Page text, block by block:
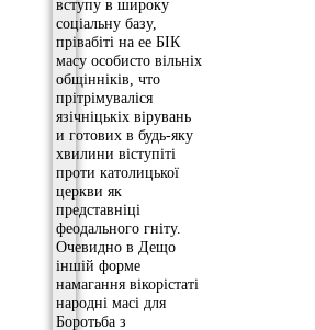
вступу в широку
соціальну базу,
прівабіті на ее БІК
масу особисто вільніх
общінніків, что
прітрімуваліся
язічніцькіх вірувань
и готових в будь-яку
хвилини віступіті
проти католицької
церкви як
представніці
феодального гніту.
Очевидно в Дещо
іншій форме
намагання вікорістаті
народні масі для
Боротьба з